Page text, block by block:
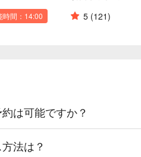
時間：14:00 5 (121)
は可能ですか？
法は？